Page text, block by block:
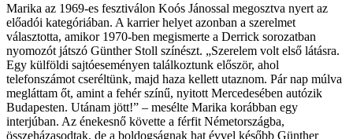
Marika az 1969-es fesztiválon Koós Jánossal megosztva nyert az
előadói kategóriában. A karrier helyet azonban a szerelmet
választotta, amikor 1970-ben megismerte a Derrick sorozatban
nyomozót játszó Günther Stoll színészt. „Szerelem volt első látásra.
Egy külföldi sajtóeseményen találkoztunk először, ahol
telefonszámot cseréltünk, majd haza kellett utaznom. Pár nap múlva
megláttam őt, amint a fehér színű, nyitott Mercedesében autózik
Budapesten. Utánam jött!” – mesélte Marika korábban egy
interjúban. Az énekesnő követte a férfit Németországba,
összeházasodtak, de a boldogságnak hat évvel később Günther